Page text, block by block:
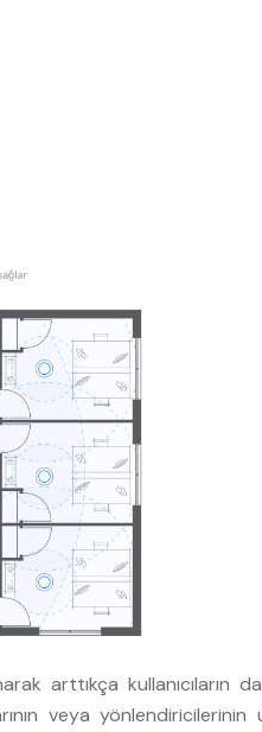
arttıkça
veya yönlendiricilerinin